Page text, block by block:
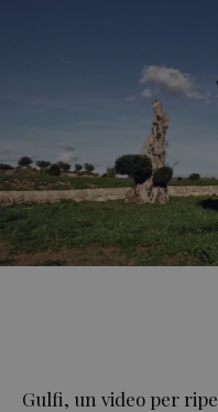
Gulfi, un video per